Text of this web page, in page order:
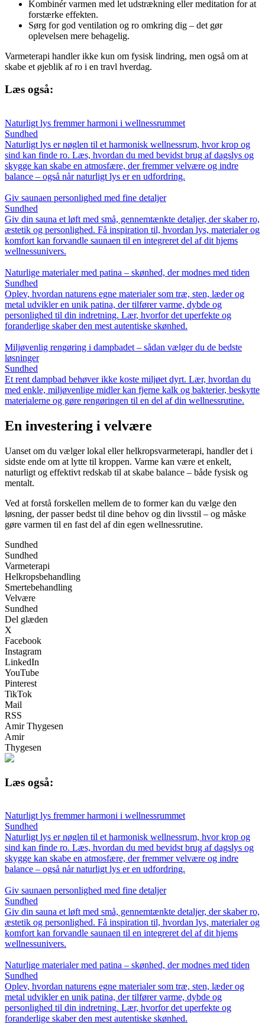
Kombinér varmen med let udstrækning eller meditation for at
forstærke effekten.
Sørg for god ventilation og ro omkring dig – det gør
oplevelsen mere behagelig.
Varmeterapi handler ikke kun om fysisk lindring, men også om at
skabe et øjeblik af ro i en travl hverdag.
Læs også:
Naturligt lys fremmer harmoni i wellnessrummet
Sundhed
Naturligt lys er nøglen til et harmonisk wellnessrum, hvor krop og
sind kan finde ro. Læs, hvordan du med bevidst brug af dagslys og
skygge kan skabe en atmosfære, der fremmer velvære og indre
balance – også når naturligt lys er en udfordring.
Giv saunaen personlighed med fine detaljer
Sundhed
Giv din sauna et løft med små, gennemtænkte detaljer, der skaber ro,
æstetik og personlighed. Få inspiration til, hvordan lys, materialer og
komfort kan forvandle saunaen til en integreret del af dit hjems
wellnessunivers.
Naturlige materialer med patina – skønhed, der modnes med tiden
Sundhed
Oplev, hvordan naturens egne materialer som træ, sten, læder og
metal udvikler en unik patina, der tilfører varme, dybde og
personlighed til din indretning. Lær, hvorfor det uperfekte og
foranderlige skaber den mest autentiske skønhed.
Miljøvenlig rengøring i dampbadet – sådan vælger du de bedste
løsninger
Sundhed
Et rent dampbad behøver ikke koste miljøet dyrt. Lær, hvordan du
med enkle, miljøvenlige midler kan fjerne kalk og bakterier, beskytte
materialerne og gøre rengøringen til en del af din wellnessrutine.
En investering i velvære
Uanset om du vælger lokal eller helkropsvarmeterapi, handler det i
sidste ende om at lytte til kroppen. Varme kan være et enkelt,
naturligt og effektivt redskab til at skabe balance – både fysisk og
mentalt.
Ved at forstå forskellen mellem de to former kan du vælge den
løsning, der passer bedst til dine behov og din livsstil – og måske
gøre varmen til en fast del af din egen wellnessrutine.
Sundhed
Sundhed
Varmeterapi
Helkropsbehandling
Smertebehandling
Velvære
Sundhed
Del glæden
X
Facebook
Instagram
LinkedIn
YouTube
Pinterest
TikTok
Mail
RSS
Amir Thygesen
Amir
Thygesen
Læs også:
Naturligt lys fremmer harmoni i wellnessrummet
Sundhed
Naturligt lys er nøglen til et harmonisk wellnessrum, hvor krop og
sind kan finde ro. Læs, hvordan du med bevidst brug af dagslys og
skygge kan skabe en atmosfære, der fremmer velvære og indre
balance – også når naturligt lys er en udfordring.
Giv saunaen personlighed med fine detaljer
Sundhed
Giv din sauna et løft med små, gennemtænkte detaljer, der skaber ro,
æstetik og personlighed. Få inspiration til, hvordan lys, materialer og
komfort kan forvandle saunaen til en integreret del af dit hjems
wellnessunivers.
Naturlige materialer med patina – skønhed, der modnes med tiden
Sundhed
Oplev, hvordan naturens egne materialer som træ, sten, læder og
metal udvikler en unik patina, der tilfører varme, dybde og
personlighed til din indretning. Lær, hvorfor det uperfekte og
foranderlige skaber den mest autentiske skønhed.